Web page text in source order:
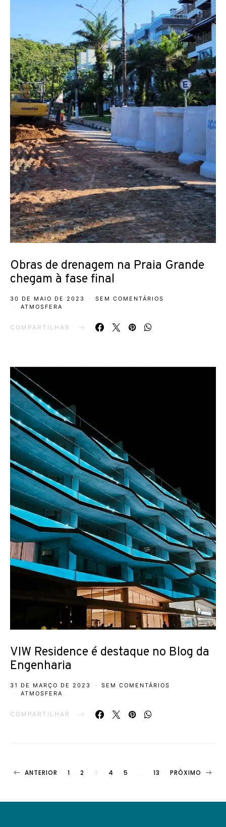
Obras de drenagem na Praia Grande
chegam à fase final
30 DE MAIO DE 2023
SEM COMENTÁRIOS
ATMOSFERA
COMPARTILHAR
VIW Residence é destaque no Blog da
Engenharia
31 DE MARÇO DE 2023
SEM COMENTÁRIOS
ATMOSFERA
COMPARTILHAR
Paginação
ANTERIOR 1 2 3 4 5 … 13 PRÓXIMO